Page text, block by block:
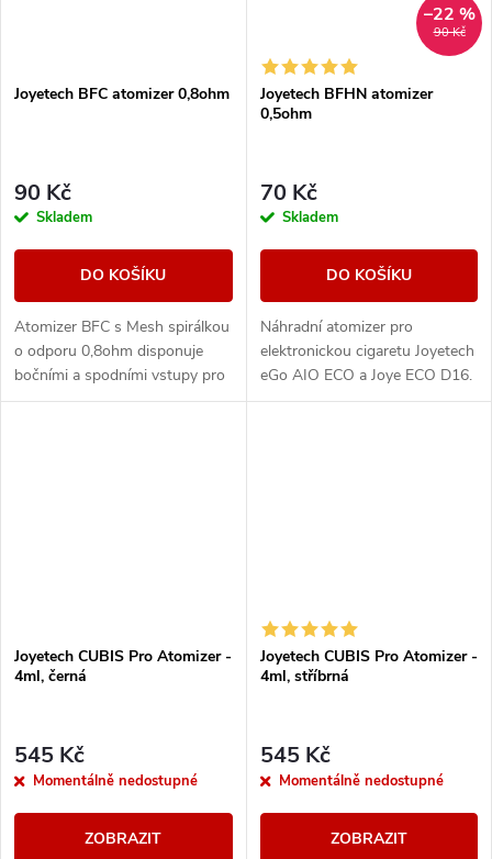
Joyetech BFC atomizer 0,8ohm
90 Kč
Skladem
DO KOŠÍKU
Atomizer BFC s Mesh spirálkou
o odporu 0,8ohm disponuje
bočními a spodními vstupy pro
e-liquid, které zajišťují
90 Kč
–22 %
Joyetech BFHN atomizer
0,5ohm
70 Kč
Skladem
DO KOŠÍKU
Náhradní atomizer pro
elektronickou cigaretu Joyetech
eGo AIO ECO a Joye ECO D16.
Joyetech CUBIS Pro Atomizer -
4ml, černá
545 Kč
Momentálně nedostupné
ZOBRAZIT
Joyetech CUBIS Pro Atomizer -
4ml, stříbrná
545 Kč
Momentálně nedostupné
ZOBRAZIT